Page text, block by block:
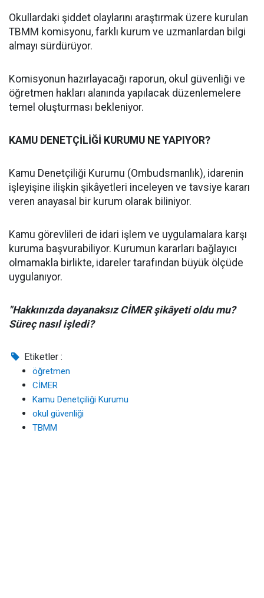
Okullardaki şiddet olaylarını araştırmak üzere kurulan
TBMM komisyonu, farklı kurum ve uzmanlardan bilgi
almayı sürdürüyor.
Komisyonun hazırlayacağı raporun, okul güvenliği ve
öğretmen hakları alanında yapılacak düzenlemelere
temel oluşturması bekleniyor.
KAMU DENETÇİLİĞİ KURUMU NE YAPIYOR?
Kamu Denetçiliği Kurumu (Ombudsmanlık), idarenin
işleyişine ilişkin şikâyetleri inceleyen ve tavsiye kararı
veren anayasal bir kurum olarak biliniyor.
Kamu görevlileri de idari işlem ve uygulamalara karşı
kuruma başvurabiliyor. Kurumun kararları bağlayıcı
olmamakla birlikte, idareler tarafından büyük ölçüde
uygulanıyor.
"Hakkınızda dayanaksız CİMER şikâyeti oldu mu?
Süreç nasıl işledi?
Etiketler :
öğretmen
CİMER
Kamu Denetçiliği Kurumu
okul güvenliği
TBMM